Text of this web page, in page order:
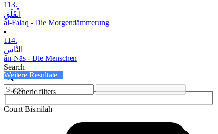
113.
الْفَلَقِ
al-Falaq - Die Morgendämmerung
114.
النَّاسِ
an-Nās - Die Menschen
Search
Weitere Resultate...
Generic filters
Count Bismilah